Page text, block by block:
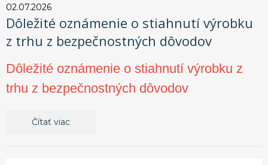
02.07.2026
Dôležité oznámenie o stiahnutí výrobku
z trhu z bezpečnostných dôvodov
Dôležité oznámenie o stiahnutí výrobku z
trhu z bezpečnostných dôvodov
Čítať viac